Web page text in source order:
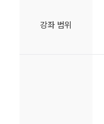
강좌 범위